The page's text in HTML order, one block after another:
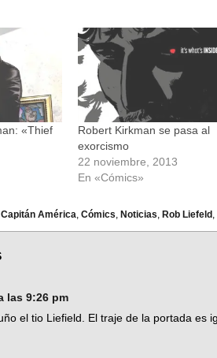
«Thief
Robert Kirkman se pasa al
exorcismo
22 noviembre, 2013
En «Cómics»
Capitán América, Cómics, Noticias, Rob Liefeld ,
las 9:26 pm
el tio Liefield. El traje de la portada es